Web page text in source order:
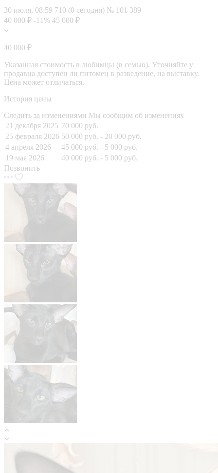
30 июля, 08:59 710 (0 сегодня) № 101 389
40 000 ₽ -11% 45 000 ₽
40 000 ₽
Указанная стоимость в любимцы (в семью). Уточняйте у
продавца доступен ли питомец в разведение, на выставку.
Цена может отличаться.
История цены
Следить за изменениями Мы сообщим об изменениях
21 декабря 2025 70 000 руб.
25 февраля 2026 50 000 руб. - 20 000 руб.
4 апреля 2026
45 000 руб. - 5 000 руб.
19 мая 2026
40 000 руб. - 5 000 руб.
Позвонить